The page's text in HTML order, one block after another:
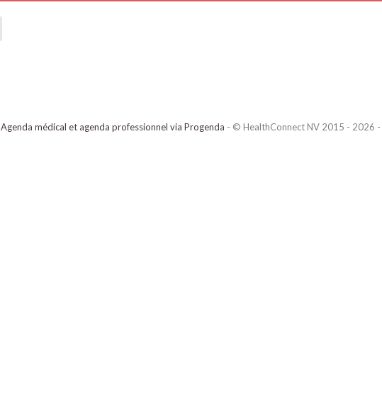
Agenda médical et agenda professionnel via Progenda - © HealthConnect NV 2015 - 2026 -